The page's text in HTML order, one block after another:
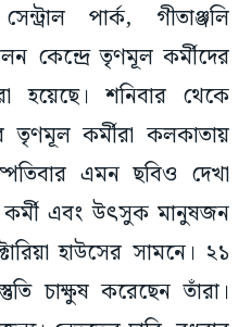
পার্ক, গীতাঞ্জলি
কেন্দ্রে তৃণমূল কর্মীদের
হয়েছে। শনিবার থেকে
তৃণমূল কর্মীরা কলকাতায়
এমন ছবিও দেখা
এবং উৎসুক মানুষজন
হাউসের সামনে। ২১
চাক্ষুষ করেছেন তাঁরা।